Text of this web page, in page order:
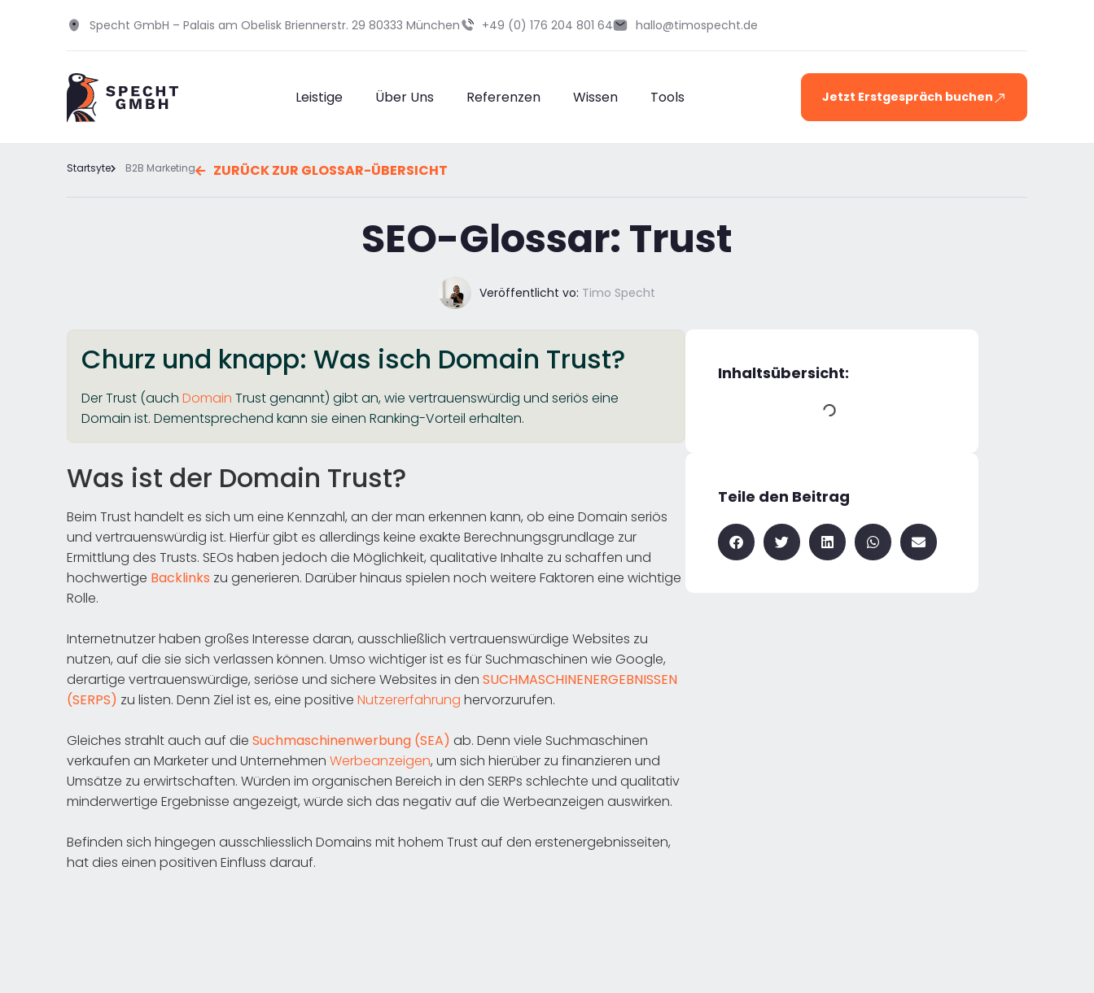
Specht GmbH – Palais am Obelisk Briennerstr. 29 80333 München +49 (0) 176 204 801 64 hallo@timospecht.de
Leistige Über Uns Referenzen Wissen Tools Jetzt Erstgespräch buchen
Startsyte B2B Marketing ZURÜCK ZUR GLOSSAR-ÜBERSICHT
SEO-Glossar: Trust
Veröffentlicht vo: Timo Specht
Churz und knapp: Was isch Domain Trust?
Der Trust (auch Domain Trust genannt) gibt an, wie vertrauenswürdig und seriös eine
Domain ist. Dementsprechend kann sie einen Ranking-Vorteil erhalten.
Was ist der Domain Trust?
Beim Trust handelt es sich um eine Kennzahl, an der man erkennen kann, ob eine Domain seriös
und vertrauenswürdig ist. Hierfür gibt es allerdings keine exakte Berechnungsgrundlage zur
Ermittlung des Trusts. SEOs haben jedoch die Möglichkeit, qualitative Inhalte zu schaffen und
hochwertige Backlinks zu generieren. Darüber hinaus spielen noch weitere Faktoren eine wichtige
Rolle.
Internetnutzer haben großes Interesse daran, ausschließlich vertrauenswürdige Websites zu
nutzen, auf die sie sich verlassen können. Umso wichtiger ist es für Suchmaschinen wie Google,
derartige vertrauenswürdige, seriöse und sichere Websites in den SUCHMASCHINENERGEBNISSEN
(SERPS) zu listen. Denn Ziel ist es, eine positive Nutzererfahrung hervorzurufen.
Gleiches strahlt auch auf die Suchmaschinenwerbung (SEA) ab. Denn viele Suchmaschinen
verkaufen an Marketer und Unternehmen Werbeanzeigen, um sich hierüber zu finanzieren und
Umsätze zu erwirtschaften. Würden im organischen Bereich in den SERPs schlechte und qualitativ
minderwertige Ergebnisse angezeigt, würde sich das negativ auf die Werbeanzeigen auswirken.
Befinden sich hingegen ausschliesslich Domains mit hohem Trust auf den erstenergebnisseiten,
hat dies einen positiven Einfluss darauf.
Inhaltsübersicht:
Teile den Beitrag